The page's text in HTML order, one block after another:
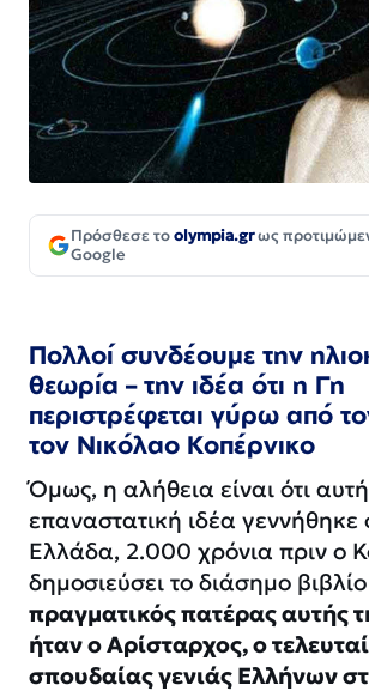
Πρόσθεσε τοolympia.grως
Google
Πολλοί συνδέουμε την
θεωρία – την ιδέα ότι η Γη
περιστρέφεται γύρω από
τον Νικόλαο Κοπέρνικο
Όμως, η αλήθεια είναι ότι
επαναστατική ιδέα γεννήθηκε
Ελλάδα, 2.000 χρόνια πριν ο
δημοσιεύσει το διάσημο
πραγματικός πατέρας αυτής
ήταν ο Αρίσταρχος, ο
σπουδαίας γενιάς Ελλήνων